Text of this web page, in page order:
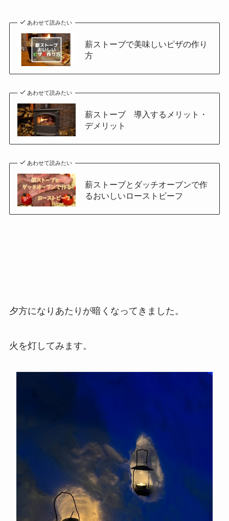
あわせて読みたい
薪ストーブで美味しいピザの作り
方
あわせて読みたい
薪ストーブ 導入するメリット・
デメリット
あわせて読みたい
薪ストーブとダッチオーブンで作
るおいしいローストビーフ
夕方になりあたりが暗くなってきました。
火を灯してみます。